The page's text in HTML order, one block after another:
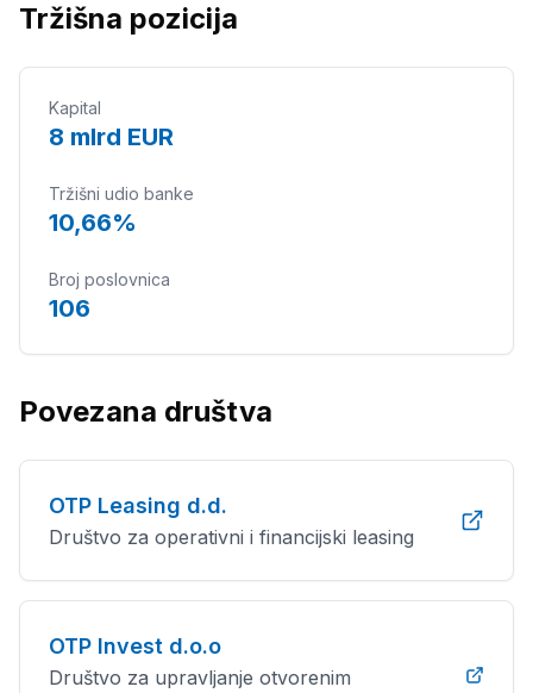
Tržišna pozicija
Kapital
8 mlrd EUR
Tržišni udio banke
10,66%
Broj poslovnica
106
Povezana društva
OTP Leasing d.d.
Društvo za operativni i financijski leasing
OTP Invest d.o.o
Društvo za upravljanje otvorenim